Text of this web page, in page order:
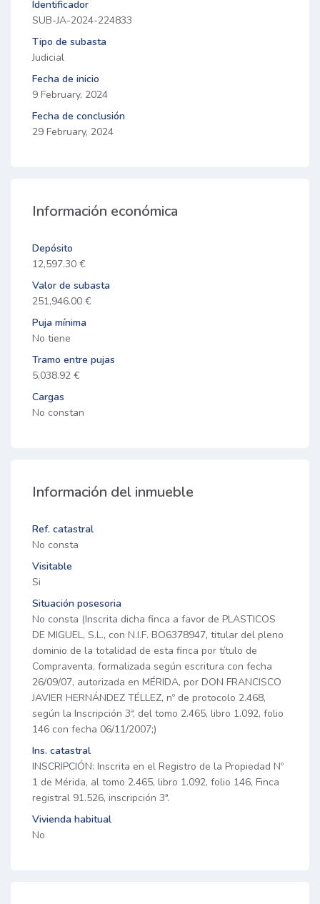
Identificador
SUB-JA-2024-224833
Tipo de subasta
Judicial
Fecha de inicio
9 February, 2024
Fecha de conclusión
29 February, 2024
Información económica
Depósito
12,597.30 €
Valor de subasta
251,946.00 €
Puja mínima
No tiene
Tramo entre pujas
5,038.92 €
Cargas
No constan
Información del inmueble
Ref. catastral
No consta
Visitable
Si
Situación posesoria
No consta (Inscrita dicha finca a favor de PLASTICOS
DE MIGUEL, S.L., con N.I.F. BO6378947, titular del pleno
dominio de la totalidad de esta finca por título de
Compraventa, formalizada según escritura con fecha
26/09/07, autorizada en MÉRIDA, por DON FRANCISCO
JAVIER HERNÁNDEZ TÉLLEZ, nº de protocolo 2.468,
según la Inscripción 3ª, del tomo 2.465, libro 1.092, folio
146 con fecha 06/11/2007;)
Ins. catastral
INSCRIPCIÓN: Inscrita en el Registro de la Propiedad Nº
1 de Mérida, al tomo 2.465, libro 1.092, folio 146, Finca
registral 91.526, inscripción 3ª.
Vivienda habitual
No